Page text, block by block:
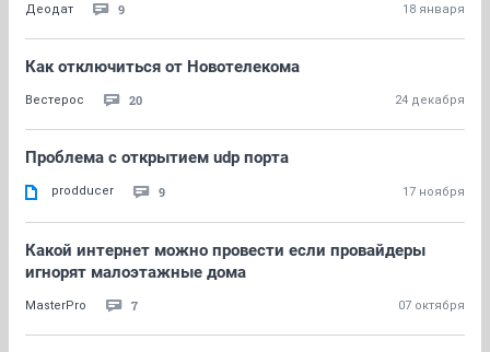
Деодат 9 18 января
Как отключиться от Новотелекома
Вестерос 20 24 декабря
Проблема с открытием udp порта
prodducer 9 17 ноября
Какой интернет можно провести если провайдеры
игнорят малоэтажные дома
MasterPro 7 07 октября